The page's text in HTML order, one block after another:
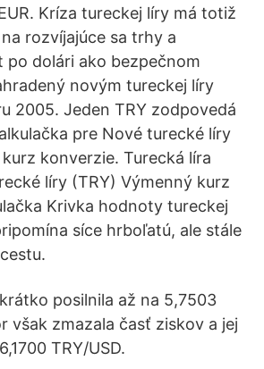
Kríza tureckej líry má totiž
rozvíjajúce sa trhy a
po dolári ako bezpečnom
novým tureckej líry
2005. Jeden TRY zodpovedá
pre Nové turecké líry
konverzie. Turecká líra
líry (TRY) Výmenný kurz
Krivka hodnoty tureckej
síce hrboľatú, ale stále
posilnila až na 5,7503
však zmazala časť ziskov a jej
TRY/USD.